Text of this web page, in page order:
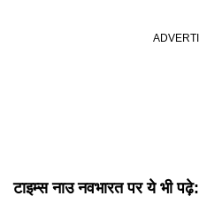
टाइम्स नाउ नवभारत पर ये भी पढ़े: